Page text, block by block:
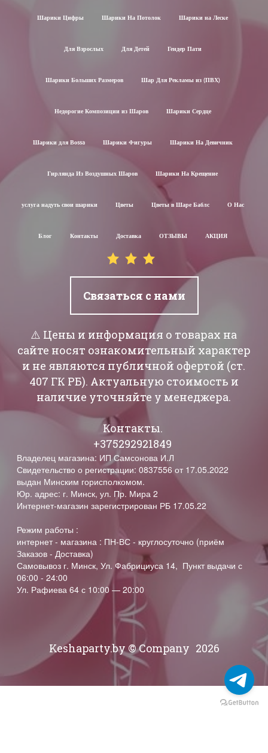
Шарики Цифры Шарики На Потолок Шарики на Леске
Для Взрослых Для Детей Гендер Пати
Шарики Больших Размеров Шар Для Рекламы из (ПВХ)
Недорогие Композиции из Шаров Шарики Сердце
Шарики для Воssa Шарики Фигуры Шарики На Девичник
Гирлянда Из Воздушных Шаров Шарики На Крещение
услуга надуть свои шарики Цветы Цветы в Шаре Баблс О Нас
Блог Контакты Доставка ОТЗЫВЫ АКЦИЯ
Связаться с нами
⚠️ Цены и информация о товарах на
сайте носят ознакомительный характер
и не являются публичной офертой (ст.
407 ГК РБ). Актуальную стоимость и
наличие уточняйте у менеджера.
Контакты.
+375292921849
Владелец магазина: ИП Самсонова И.Л
Свидетельство о регистрации: 0837556 от 17.05.2022
выдан Минским горисполкомом.
Юр. адрес: г. Минск, ул. Пр. Мира 2
Интернет-магазин зарегистрирован РБ 17.05.22
Режим работы :
интернет - магазина : ПН-ВС - круглосуточно (приём
Заказов - Доставка)
Самовывоз г. Минск, Ул. Фабрициуса 14, Пункт выдачи с
06:00 - 24:00
Ул. Рафиева 64 с 10:00 — 20:00
Keshaparty.by © Company 2026